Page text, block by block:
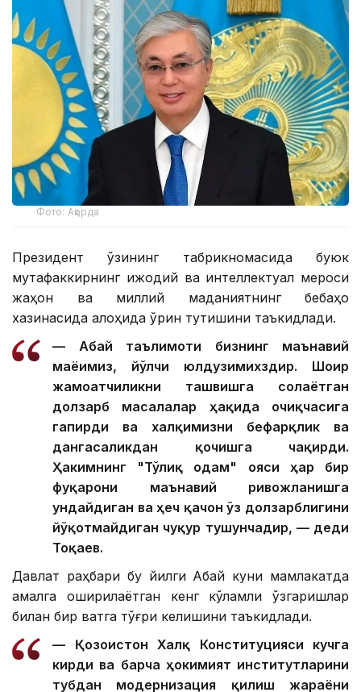
Фото: Ақорда
Президент ўзининг табрикномасида буюк
мутафаккирнинг ижодий ва интеллектуал мероси
жаҳон ва миллий маданиятнинг бебаҳо
хазинасида алоҳида ўрин тутишини таъкидлади.
— Абай таълимоти бизнинг маънавий
маёғимиз, йўлчи юлдузимихздир. Шоир
жамоатчиликни ташвишга солаётган
долзарб масалалар ҳақида очиқчасига
гапирди ва халқимизни бефарқлик ва
дангасаликдан қочишга чақирди.
Ҳакимнинг "Тўлиқ одам" ғояси ҳар бир
фуқарони маънавий ривожланишга
ундайдиган ва ҳеч қачон ўз долзарблигини
йўқотмайдиган чуқур тушунчадир, — деди
Тоқаев.
Давлат раҳбари бу йилги Абай куни мамлакатда
амалга оширилаётган кенг кўламли ўзгаришлар
билан бир вақтга тўғри келишини таъкидлади.
— Қозоғистон Халқ Конституцияси кучга
кирди ва барча ҳокимият институтларини
тубдан модернизация қилиш жараёни